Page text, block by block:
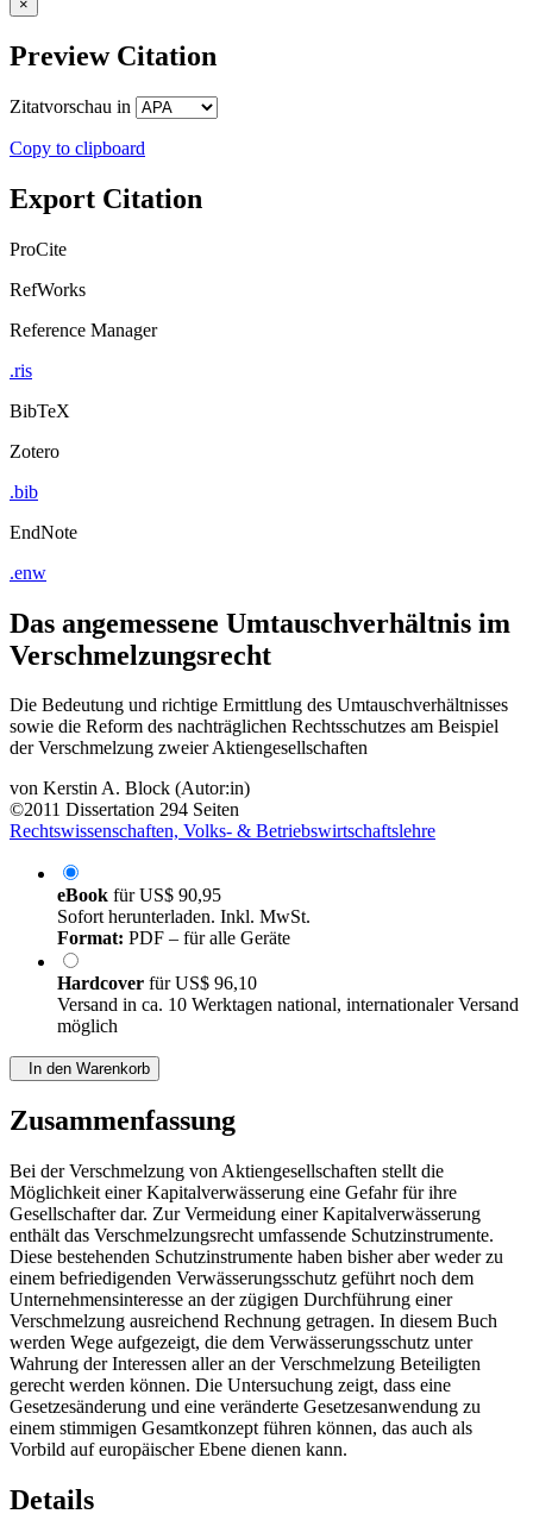
×
Preview Citation
Zitatvorschau in
Copy to clipboard
Export Citation
ProCite
RefWorks
Reference Manager
.ris
BibTeX
Zotero
.bib
EndNote
.enw
Das angemessene Umtauschverhältnis im
Verschmelzungsrecht
Die Bedeutung und richtige Ermittlung des Umtauschverhältnisses
sowie die Reform des nachträglichen Rechtsschutzes am Beispiel
der Verschmelzung zweier Aktiengesellschaften
von Kerstin A. Block (Autor:in)
©2011 Dissertation 294 Seiten
Rechtswissenschaften, Volks- & Betriebswirtschaftslehre
eBook fürUS$ 90,95
Sofort herunterladen. Inkl. MwSt.
Format: PDF – für alle Geräte
Hardcover fürUS$ 96,10
Versand in ca. 10 Werktagen national, internationaler Versand
möglich
In den Warenkorb
Zusammenfassung
Bei der Verschmelzung von Aktiengesellschaften stellt die
Möglichkeit einer Kapitalverwässerung eine Gefahr für ihre
Gesellschafter dar. Zur Vermeidung einer Kapitalverwässerung
enthält das Verschmelzungsrecht umfassende Schutzinstrumente.
Diese bestehenden Schutzinstrumente haben bisher aber weder zu
einem befriedigenden Verwässerungsschutz geführt noch dem
Unternehmensinteresse an der zügigen Durchführung einer
Verschmelzung ausreichend Rechnung getragen. In diesem Buch
werden Wege aufgezeigt, die dem Verwässerungsschutz unter
Wahrung der Interessen aller an der Verschmelzung Beteiligten
gerecht werden können. Die Untersuchung zeigt, dass eine
Gesetzesänderung und eine veränderte Gesetzesanwendung zu
einem stimmigen Gesamtkonzept führen können, das auch als
Vorbild auf europäischer Ebene dienen kann.
Details